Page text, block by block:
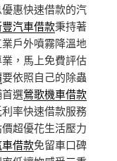
惠快速借款的汽
汽車借款秉持著
戶外噴霧降溫地
，馬上免費評估
要依照自己的除蟲
選鶯歌機車借款
率快速借款服務
超優花生活壓力
借款免留車口碑